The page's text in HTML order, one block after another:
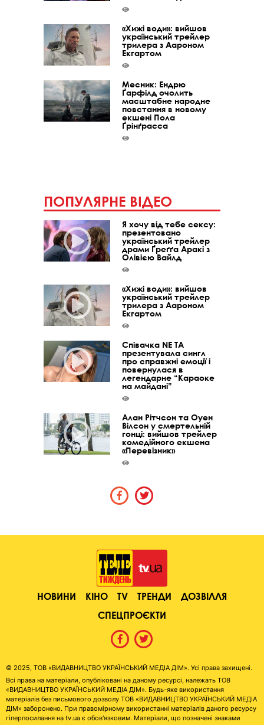
«Хижі води»: вийшов
український трейлер
трилера з Аароном
Екгартом
Месник: Ендрю
Ґарфілд очолить
масштабне народне
повстання в новому
екшені Пола
Ґрінґрасса
ПОПУЛЯРНЕ ВІДЕО
Я хочу від тебе сексу:
презентовано
український трейлер
драми Ґреґґа Аракі з
Олівією Вайлд
«Хижі води»: вийшов
український трейлер
трилера з Аароном
Екгартом
Співачка NE TA
презентувала сингл
про справжні емоції і
повернулася в
легендарне “Караоке
на майдані”
Алан Рітчсон та Оуен
Вілсон у смертельній
гонці: вийшов трейлер
комедійного екшена
«Перевізник»
НОВИНИ КІНО TV ТРЕНДИ
ДОЗВІЛЛЯ
СПЕЦПРОЄКТИ
© 2025, ТОВ «ВИДАВНИЦТВО УКРАЇНСЬКИЙ МЕДІА ДІМ». Усі права захищені.
Всі права на матеріали, опубліковані на даному ресурсі, належать ТОВ
«ВИДАВНИЦТВО УКРАЇНСЬКИЙ МЕДІА ДІМ». Будь-яке використання
матеріалів без письмового дозволу ТОВ «ВИДАВНИЦТВО УКРАЇНСЬКИЙ МЕДІА
ДІМ» заборонено. При правомірному використанні матеріалів даного ресурсу
гіперпосилання на tv.ua є обов'язковим. Матеріали, що позначені знаками